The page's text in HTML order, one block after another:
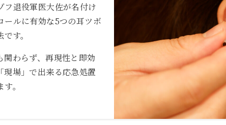
フ退役軍医大佐が名付け
ールに有効な5つの耳ツボ
す。
わらず、再現性と即効
場」で出来る応急処置
。